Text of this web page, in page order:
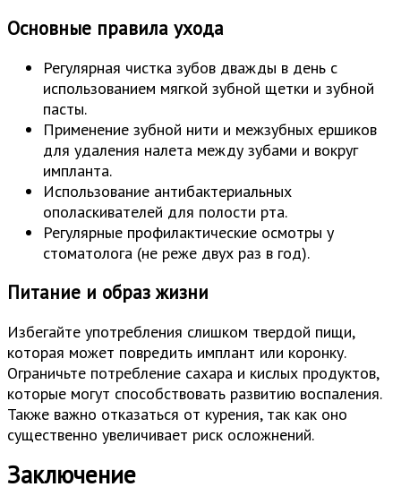
Основные правила ухода
Регулярная чистка зубов дважды в день с
использованием мягкой зубной щетки и зубной
пасты.
Применение зубной нити и межзубных ершиков
для удаления налета между зубами и вокруг
импланта.
Использование антибактериальных
ополаскивателей для полости рта.
Регулярные профилактические осмотры у
стоматолога (не реже двух раз в год).
Питание и образ жизни
Избегайте употребления слишком твердой пищи,
которая может повредить имплант или коронку.
Ограничьте потребление сахара и кислых продуктов,
которые могут способствовать развитию воспаления.
Также важно отказаться от курения, так как оно
существенно увеличивает риск осложнений.
Заключение